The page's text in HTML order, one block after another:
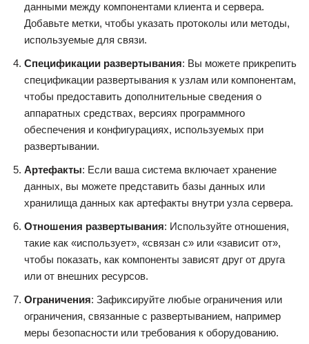
данными между компонентами клиента и сервера.
Добавьте метки, чтобы указать протоколы или методы,
используемые для связи.
Спецификации развертывания: Вы можете прикрепить
спецификации развертывания к узлам или компонентам,
чтобы предоставить дополнительные сведения о
аппаратных средствах, версиях программного
обеспечения и конфигурациях, используемых при
развертывании.
Артефакты: Если ваша система включает хранение
данных, вы можете представить базы данных или
хранилища данных как артефакты внутри узла сервера.
Отношения развертывания: Используйте отношения,
такие как «использует», «связан с» или «зависит от»,
чтобы показать, как компоненты зависят друг от друга
или от внешних ресурсов.
Ограничения: Зафиксируйте любые ограничения или
ограничения, связанные с развертыванием, например
меры безопасности или требования к оборудованию.